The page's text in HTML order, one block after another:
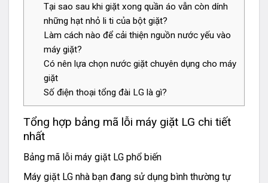
Tại sao sau khi giặt xong quần áo vẫn còn dính
những hạt nhỏ li ti của bột giặt?
Làm cách nào để cải thiện nguồn nước yếu vào
máy giặt?
Có nên lựa chọn nước giặt chuyên dụng cho máy
giặt
Số điện thoại tổng đài LG là gì?
Tổng hợp bảng mã lỗi máy giặt LG chi tiết
nhất
Bảng mã lỗi máy giặt LG phổ biến
Máy giặt LG nhà bạn đang sử dụng bình thường tự